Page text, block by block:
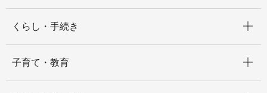
くらし・手続き
子育て・教育